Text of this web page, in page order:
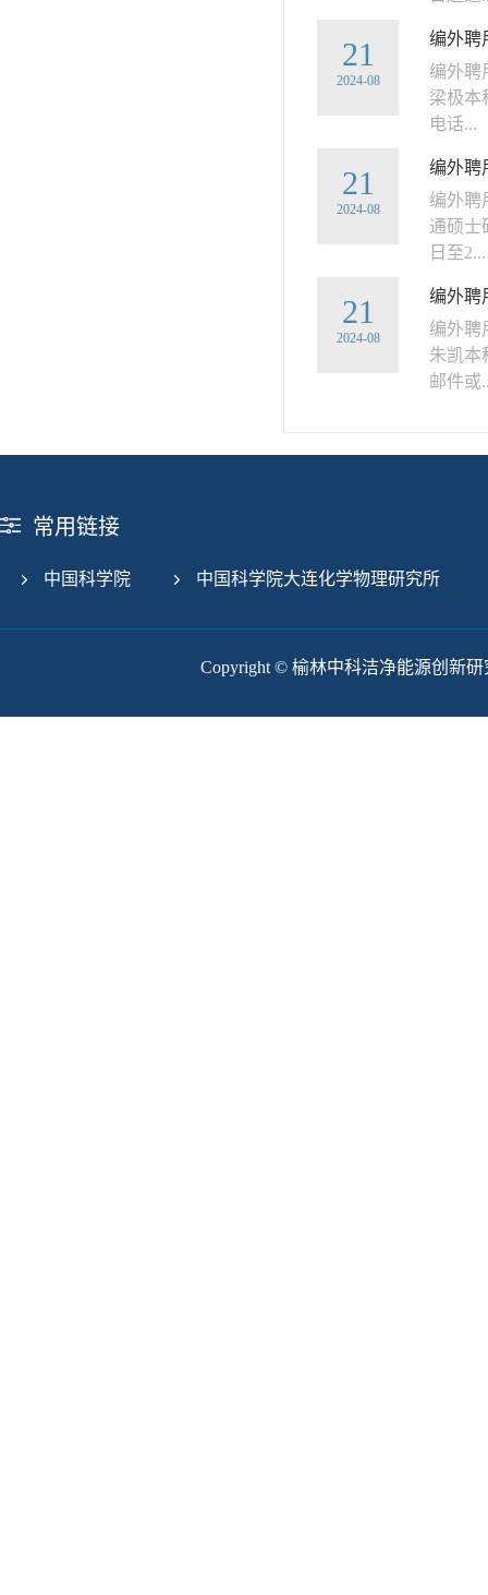
21
2024-08
编外聘
编外聘
梁极本
电话...
21
2024-08
编外聘
编外聘
通硕士
日至2...
21
2024-08
编外聘
编外聘
朱凯本
邮件或
常用链接
中国科学院 中国科学院大连化学物理研究所
Copyright © 榆林中科洁净能源创新研